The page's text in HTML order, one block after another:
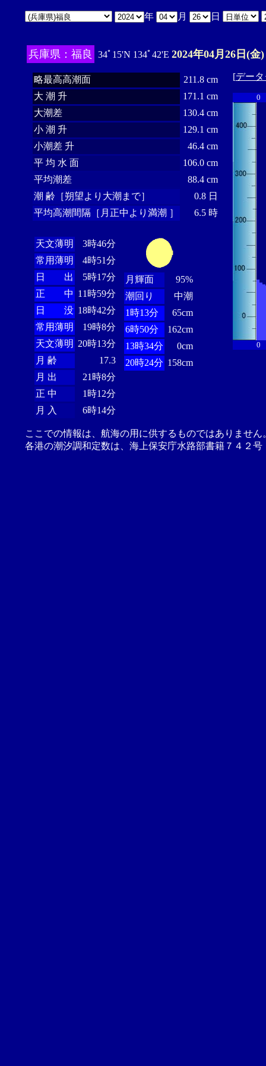
年 月 日
兵庫県：福良 34ﾟ15'N 134ﾟ42'E 2024年04月26日(金)
略最高高潮面
211.8 cm
大 潮 升
171.1 cm
大潮差
130.4 cm
小 潮 升
129.1 cm
小潮差 升
46.4 cm
平 均 水 面
106.0 cm
平均潮差
88.4 cm
潮 齢［朔望より大潮まで］
0.8 日
平均高潮間隔［月正中より満潮 ］
6.5 時
天文薄明
3時46分
常用薄明
4時51分
日 出
5時17分
正 中 11時59分
日 没 18時42分
常用薄明
19時8分
天文薄明 20時13分
月 齢
17.3
月 出
21時8分
正 中
1時12分
月 入
6時14分
月輝面
95%
潮回り
中潮
1時13分
65cm
6時50分
162cm
13時34分
0cm
20時24分 158cm
[デー
0
0
ここでの情報は、航海の用に供するものではありませ
各港の潮汐調和定数は、海上保安庁水路部書籍７４２